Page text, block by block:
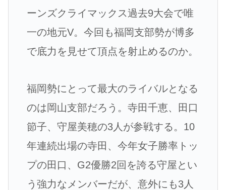
ーンズクライマックス過去9大会で唯
一の地元V。今回も福岡支部勢が博多
で底力を見せて頂点を射止めるのか。
福岡勢にとって最大のライバルとなる
のは岡山支部だろう。寺田千恵、田口
節子、守屋美穂の3人が参戦する。10
年連続出場の寺田、今年女子勝率トッ
プの田口、G2優勝2回を誇る守屋とい
う強力なメンバーだが、意外にも3人